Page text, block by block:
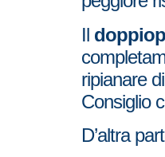
Il
ripianare
Consiglio
D’altra